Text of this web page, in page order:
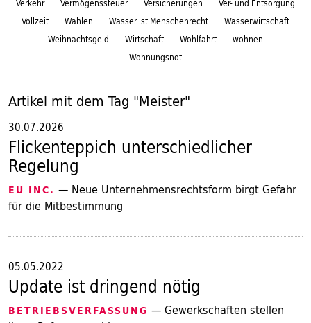
Verkehr
Vermögenssteuer Versicherungen
Ver- und Entsorgung
Vollzeit
Wahlen Wasser ist Menschenrecht
Wasserwirtschaft
Weihnachtsgeld
Wirtschaft Wohlfahrt
wohnen
Wohnungsnot
Artikel mit dem Tag "Meister"
30.07.2026
Flickenteppich unterschiedlicher
Regelung
EU INC. — Neue Unternehmensrechtsform birgt Gefahr
für die Mitbestimmung
05.05.2022
Update ist dringend nötig
BETRIEBSVERFASSUNG — Gewerkschaften stellen